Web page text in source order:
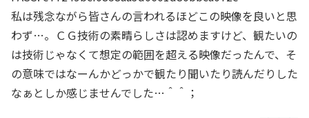
私は残念ながら皆さんの言われるほどこの映像を良いと思
わず…。ＣＧ技術の素晴らしさは認めますけど、観たいの
は技術じゃなくて想定の範囲を超える映像だったんで、そ
の意味ではなーんかどっかで観たり聞いたり読んだりした
なぁとしか感じませんでした…＾＾；